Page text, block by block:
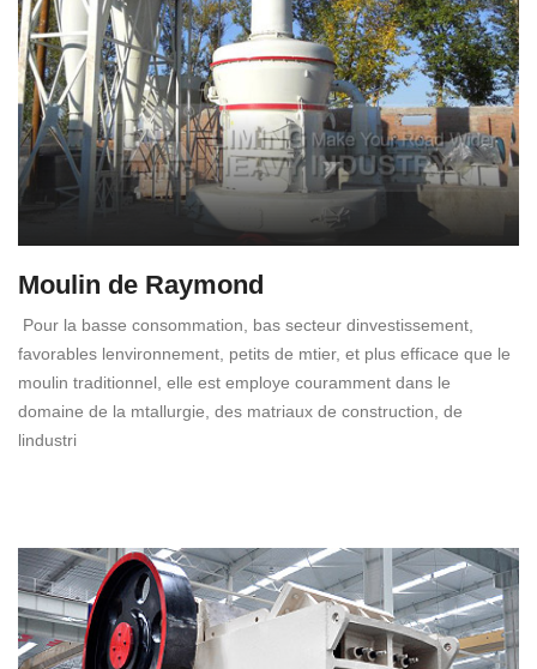
Moulin de Raymond
Pour la basse consommation, bas secteur dinvestissement,
favorables lenvironnement, petits de mtier, et plus efficace que le
moulin traditionnel, elle est employe couramment dans le
domaine de la mtallurgie, des matriaux de construction, de
lindustri